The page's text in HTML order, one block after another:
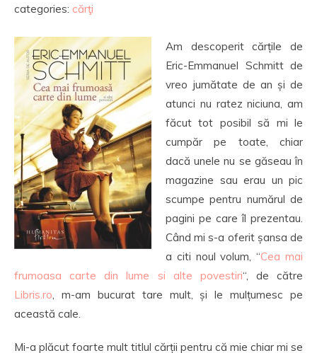
categories: cărţi
Am descoperit cărțile de
Eric-Emmanuel Schmitt de
vreo jumătate de an și de
atunci nu ratez niciuna, am
făcut tot posibil să mi le
cumpăr pe toate, chiar
dacă unele nu se găseau în
magazine sau erau un pic
scumpe pentru numărul de
pagini pe care îl prezentau.
Când mi s-a oferit șansa de
a citi noul volum, “Cea mai
frumoasa carte din lume si alte povestiri“, de către
Libris.ro , m-am bucurat tare mult, și le mulțumesc pe
această cale.
Mi-a plăcut foarte mult titlul cărții pentru că mie chiar mi se